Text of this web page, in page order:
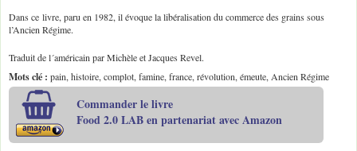
Dans ce livre, paru en 1982, il évoque la libéralisation du commerce des grains sous
l’Ancien Régime.
Traduit de l´américain par Michèle et Jacques Revel.
Mots clé : pain, histoire, complot, famine, france, révolution, émeute, Ancien Régime
Commander le livre
Food 2.0 LAB en partenariat avec Amazon